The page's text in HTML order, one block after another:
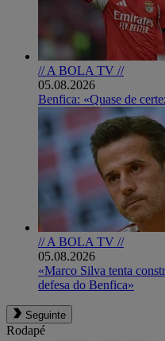
// A BOLA TV //
05.08.2026
Benfica: «Quase de
// A BOLA TV //
05.08.2026
«Marco Silva tenta
defesa do Benfica»
Seguinte
Rodapé